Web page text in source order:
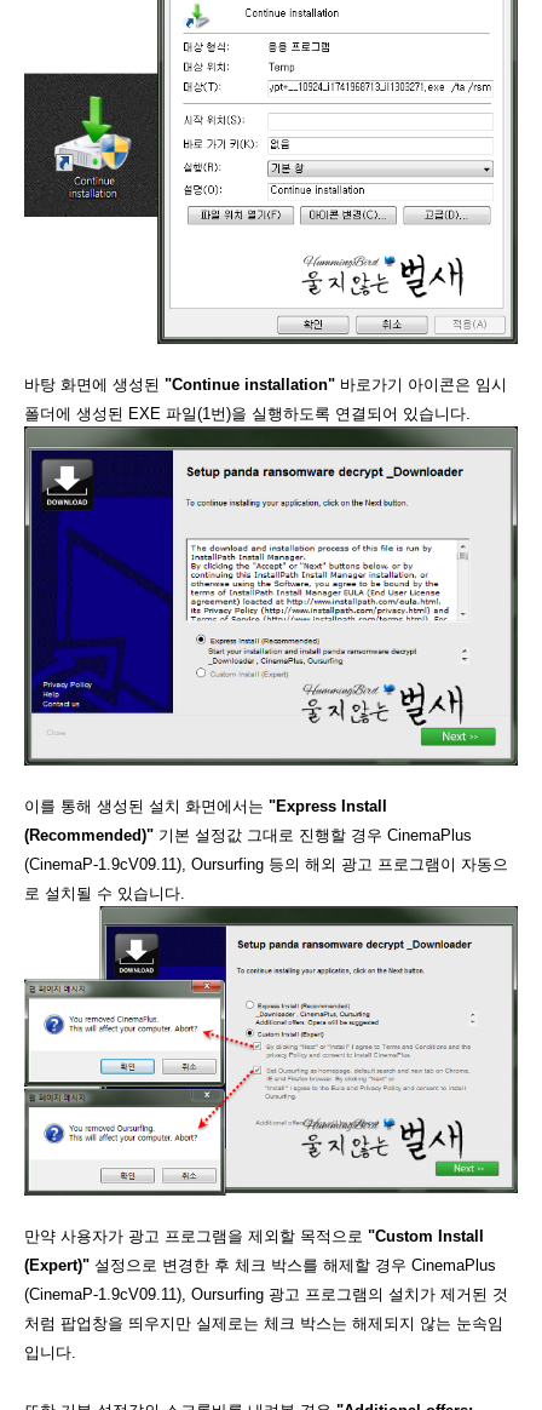
바탕 화면에 생성된 "Continue installation" 바로가기 아이콘은 임시
폴더에 생성된 EXE 파일(1번)을 실행하도록 연결되어 있습니다.
이를 통해 생성된 설치 화면에서는 "Express Install
(Recommended)" 기본 설정값 그대로 진행할 경우 CinemaPlus
(CinemaP-1.9cV09.11), Oursurfing 등의 해외 광고 프로그램이 자동으
로 설치될 수 있습니다.
만약 사용자가 광고 프로그램을 제외할 목적으로 "Custom Install
(Expert)" 설정으로 변경한 후 체크 박스를 해제할 경우 CinemaPlus
(CinemaP-1.9cV09.11), Oursurfing 광고 프로그램의 설치가 제거된 것
처럼 팝업창을 띄우지만 실제로는 체크 박스는 해제되지 않는 눈속임
입니다.